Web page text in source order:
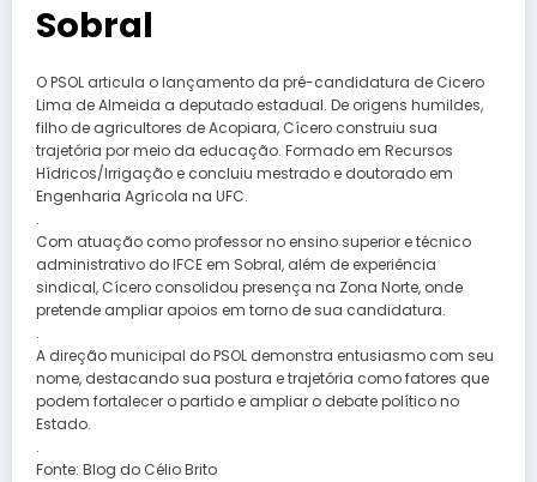
Sobral
O PSOL articula o lançamento da pré-candidatura de Cicero
Lima de Almeida a deputado estadual. De origens humildes,
filho de agricultores de Acopiara, Cícero construiu sua
trajetória por meio da educação. Formado em Recursos
Hídricos/Irrigação e concluiu mestrado e doutorado em
Engenharia Agrícola na UFC.
.
Com atuação como professor no ensino superior e técnico
administrativo do IFCE em Sobral, além de experiência
sindical, Cícero consolidou presença na Zona Norte, onde
pretende ampliar apoios em torno de sua candidatura.
.
A direção municipal do PSOL demonstra entusiasmo com seu
nome, destacando sua postura e trajetória como fatores que
podem fortalecer o partido e ampliar o debate político no
Estado.
.
Fonte: Blog do Célio Brito